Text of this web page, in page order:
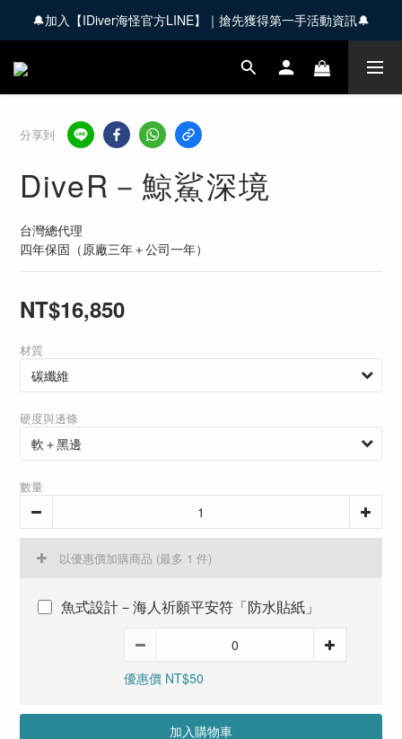
🚚 全館商品滿 $3,000 享免運優惠【會員限定】
🔔加入【IDiver海怪官方LINE】｜搶先獲得第一手活動資訊🔔
🚚 全館商品滿 $3,000 享免運優惠【會員限定】
分享到
DiveR－鯨鯊深境
台灣總代理
四年保固（原廠三年＋公司一年）
NT$16,850
材質
硬度與邊條
數量
以優惠價加購商品 (最多 1 件)
魚式設計－海人祈願平安符「防水貼紙」
優惠價 NT$50
加入購物車